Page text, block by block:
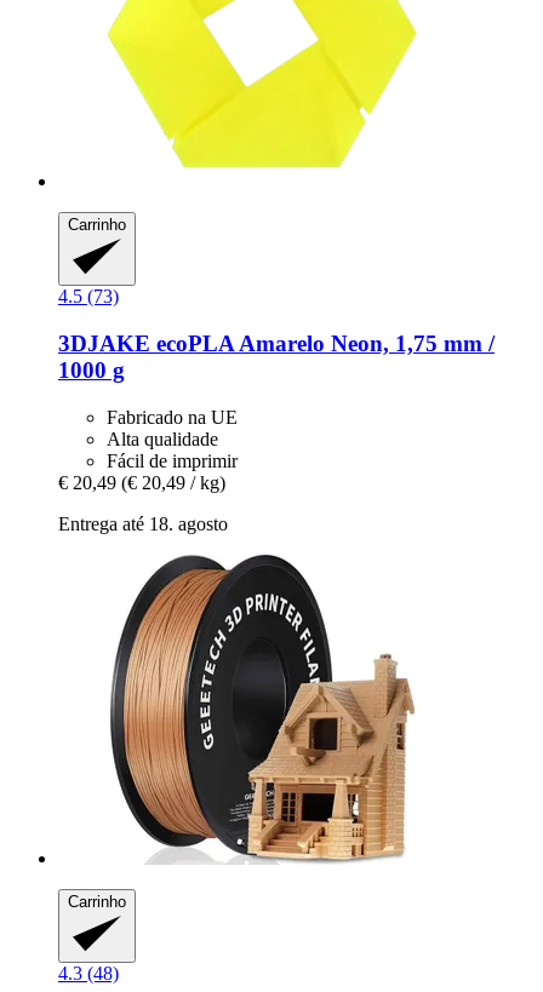
Carrinho
4.5 (73)
3DJAKE ecoPLA Amarelo Neon, 1,75 mm /
1000 g
Fabricado na UE
Alta qualidade
Fácil de imprimir
€ 20,49 (€ 20,49 / kg)
Entrega até 18. agosto
Carrinho
4.3 (48)